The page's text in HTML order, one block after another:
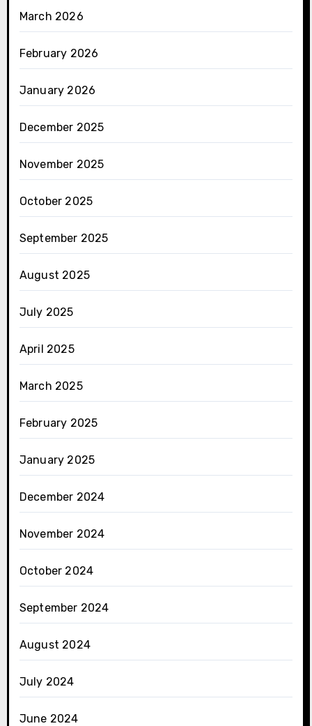
March 2026
February 2026
January 2026
December 2025
November 2025
October 2025
September 2025
August 2025
July 2025
April 2025
March 2025
February 2025
January 2025
December 2024
November 2024
October 2024
September 2024
August 2024
July 2024
June 2024